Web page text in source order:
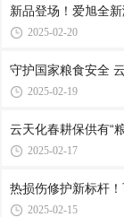
新品登场！爱旭全
2025-02-20
守护国家粮食安全
2025-02-19
云天化春耕保供有“
2025-02-17
热损伤修护新标杆
2025-02-15